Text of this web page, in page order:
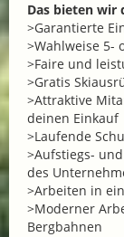
Das bieten wir
>Garantierte
>Wahlweise 5-
>Faire und
>Gratis
>Attraktive
deinen Einkauf
>Laufende
>Aufstiegs-
des
>Arbeiten in
>Moderner
Bergbahnen